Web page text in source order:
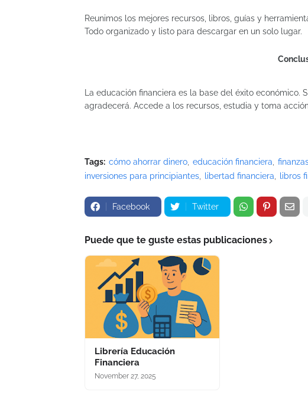
Reunimos los mejores recursos, libros, guías y
Todo organizado y listo para descargar en un solo lugar.
La educación financiera es la base del éxito económico.
agradecerá. Accede a los recursos, estudia y toma
Tags: cómo ahorrar dinero educación financiera
inversiones para principiantes
libertad financiera libros
Facebook Twitter
Puede que te guste estas publicaciones
Librería Educación
Financiera
November 27, 2025